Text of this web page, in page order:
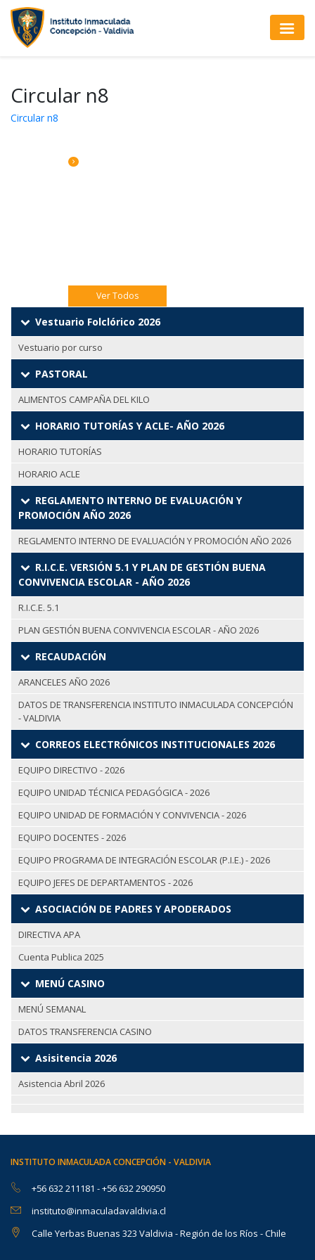
Circular n8
Circular n8
Ver Todos
Vestuario Folclórico 2026
Vestuario por curso
PASTORAL
ALIMENTOS CAMPAÑA DEL KILO
HORARIO TUTORÍAS Y ACLE- AÑO 2026
HORARIO TUTORÍAS
HORARIO ACLE
REGLAMENTO INTERNO DE EVALUACIÓN Y
PROMOCIÓN AÑO 2026
REGLAMENTO INTERNO DE EVALUACIÓN Y PROMOCIÓN AÑO 2026
R.I.C.E. VERSIÓN 5.1 Y PLAN DE GESTIÓN BUENA
CONVIVENCIA ESCOLAR - AÑO 2026
R.I.C.E. 5.1
PLAN GESTIÓN BUENA CONVIVENCIA ESCOLAR - AÑO 2026
RECAUDACIÓN
ARANCELES AÑO 2026
DATOS DE TRANSFERENCIA INSTITUTO INMACULADA CONCEPCIÓN
- VALDIVIA
CORREOS ELECTRÓNICOS INSTITUCIONALES 2026
EQUIPO DIRECTIVO - 2026
EQUIPO UNIDAD TÉCNICA PEDAGÓGICA - 2026
EQUIPO UNIDAD DE FORMACIÓN Y CONVIVENCIA - 2026
EQUIPO DOCENTES - 2026
EQUIPO PROGRAMA DE INTEGRACIÓN ESCOLAR (P.I.E.) - 2026
EQUIPO JEFES DE DEPARTAMENTOS - 2026
ASOCIACIÓN DE PADRES Y APODERADOS
DIRECTIVA APA
Cuenta Publica 2025
MENÚ CASINO
MENÚ SEMANAL
DATOS TRANSFERENCIA CASINO
Asisitencia 2026
Asistencia Abril 2026
INSTITUTO INMACULADA CONCEPCIÓN - VALDIVIA
+56 632 211181 -+56 632 290950
instituto@inmaculadavaldivia.cl
Calle Yerbas Buenas 323 Valdivia - Región de los Ríos - Chile